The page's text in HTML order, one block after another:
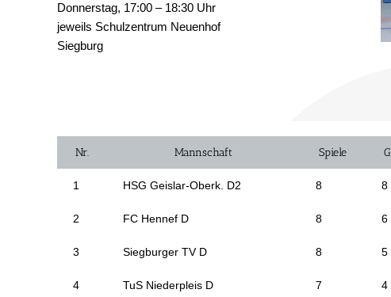
Donnerstag, 17:00 – 18:30 Uhr
jeweils Schulzentrum Neuenhof
Siegburg
Nr. Mannschaft Spiele G
1 HSG Geislar-Oberk. D2 8 8
2 FC Hennef D 8 6
3 Siegburger TV D 8 5
4 TuS Niederpleis D 7 4